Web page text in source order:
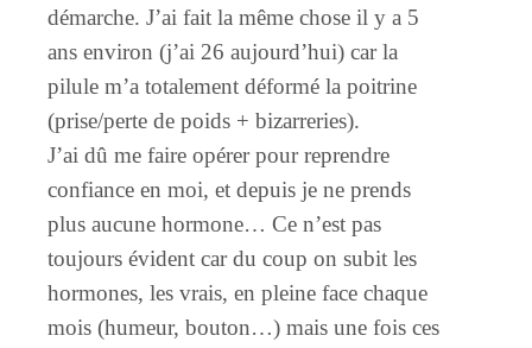
démarche. J’ai fait la même chose il y a 5
ans environ (j’ai 26 aujourd’hui) car la
pilule m’a totalement déformé la poitrine
(prise/perte de poids + bizarreries).
J’ai dû me faire opérer pour reprendre
confiance en moi, et depuis je ne prends
plus aucune hormone… Ce n’est pas
toujours évident car du coup on subit les
hormones, les vrais, en pleine face chaque
mois (humeur, bouton…) mais une fois ces